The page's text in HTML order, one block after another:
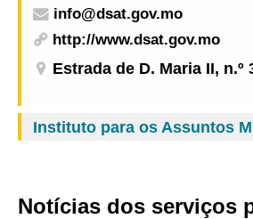
info@dsat.gov.mo
http://www.dsat.gov.mo
Estrada de D. Maria II, n.º
Instituto para os Assuntos
Notícias dos serviços